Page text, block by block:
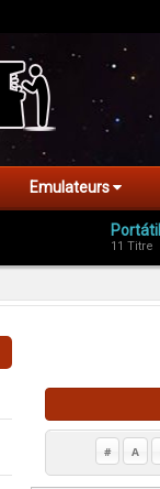
Emulateurs
Portátil
11 Titre
# A